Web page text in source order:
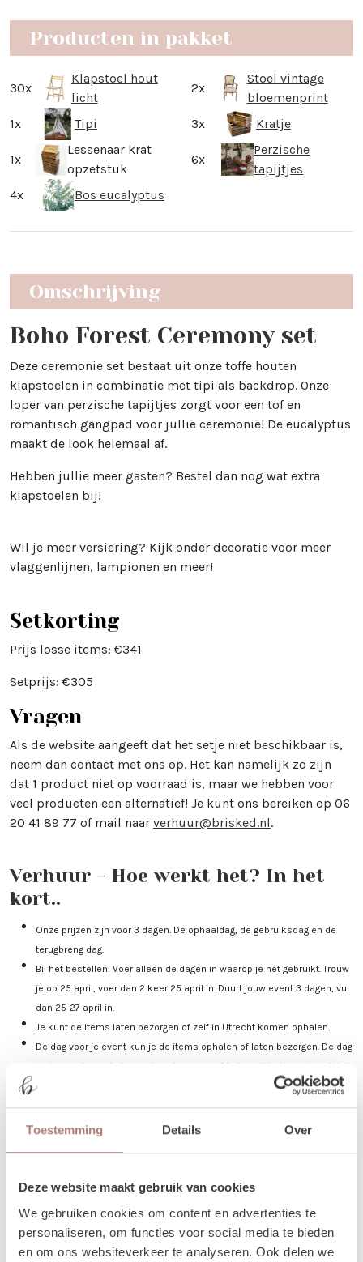
Toestemming Details Over
Deze website maakt gebruik van cookies
We gebruiken cookies om content en advertenties te
personaliseren, om functies voor social media te bieden
en om ons websiteverkeer te analyseren. Ook delen we
Producten in pakket
30x
Klapstoel hout
licht
2x
Stoel vintage
bloemenprint
1x
Tipi 3x Kratje
1x
Lessenaar krat
opzetstuk
6x
Perzische
tapijtjes
4x
Bos eucalyptus
Omschrijving
Boho Forest Ceremony set
Deze ceremonie set bestaat uit onze toffe houten
klapstoelen in combinatie met tipi als backdrop. Onze
loper van perzische tapijtjes zorgt voor een tof en
romantisch gangpad voor jullie ceremonie! De eucalyptus
maakt de look helemaal af.
Hebben jullie meer gasten? Bestel dan nog wat extra
klapstoelen bij!
Wil je meer versiering? Kijk onder decoratie voor meer
vlaggenlijnen, lampionen en meer!
Setkorting
Prijs losse items: €341
Setprijs: €305
Vragen
Als de website aangeeft dat het setje niet beschikbaar is,
neem dan contact met ons op. Het kan namelijk zo zijn
dat 1 product niet op voorraad is, maar we hebben voor
veel producten een alternatief! Je kunt ons bereiken op 06
20 41 89 77 of mail naar verhuur@brisked.nl.
Verhuur - Hoe werkt het? In het
kort..
Onze prijzen zijn voor 3 dagen. De ophaaldag, de gebruiksdag en de
terugbreng dag.
Bij het bestellen: Voer alleen de dagen in waarop je het gebruikt. Trouw
je op 25 april, voer dan 2 keer 25 april in. Duurt jouw event 3 dagen, vul
dan 25-27 april in.
Je kunt de items laten bezorgen of zelf in Utrecht komen ophalen.
De dag voor je event kun je de items ophalen of laten bezorgen. De dag
na je event mag het weer terugbrengen, of halen wij het voor je op! Valt
jouw bezorgdag/terugbreng dag in het weekend? Dan plannen we
daarom heen. Bijvoorbeeld: Jullie trouwen op zaterdag. De items
worden dan op vrijdag bezorgd, en op maandag weer opgehaald. De
spullen.
Meer lezen over hoe het in zijn werk gaat?Dat lees je
hier!